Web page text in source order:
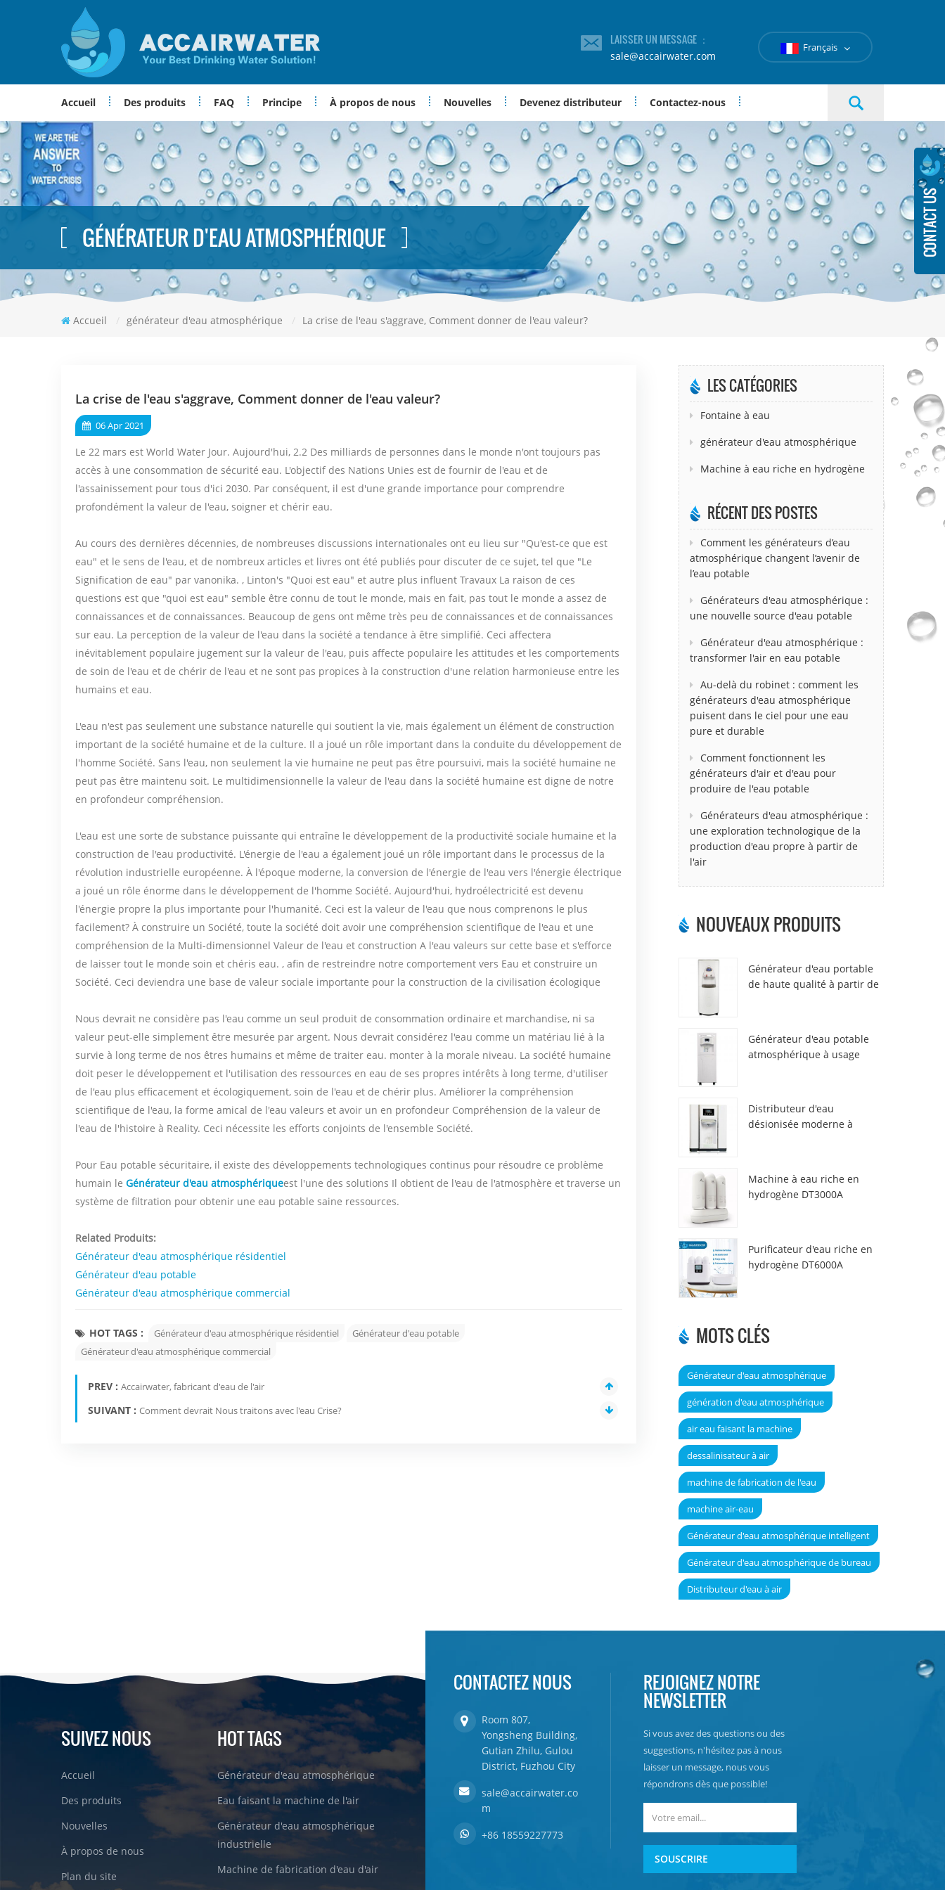
LAISSER UN MESSAGE ：
sale@accairwater.com
Français
Accueil Des produits FAQ Principe À propos de nous Nouvelles Devenez distributeur Contactez-nous
GÉNÉRATEUR D'EAU ATMOSPHÉRIQUE
Accueil / générateur d'eau atmosphérique / La crise de l'eau s'aggrave, Comment donner de l'eau valeur?
La crise de l'eau s'aggrave, Comment donner de l'eau valeur?
06 Apr 2021
Le 22 mars est World Water Jour. Aujourd'hui, 2.2 Des milliards de personnes dans le monde n'ont toujours pas
accès à une consommation de sécurité eau. L'objectif des Nations Unies est de fournir de l'eau et de
l'assainissement pour tous d'ici 2030. Par conséquent, il est d'une grande importance pour comprendre
profondément la valeur de l'eau, soigner et chérir eau.
Au cours des dernières décennies, de nombreuses discussions internationales ont eu lieu sur "Qu'est-ce que est
eau" et le sens de l'eau, et de nombreux articles et livres ont été publiés pour discuter de ce sujet, tel que "Le
Signification de eau" par vanonika. , Linton's "Quoi est eau" et autre plus influent Travaux La raison de ces
questions est que "quoi est eau" semble être connu de tout le monde, mais en fait, pas tout le monde a assez de
connaissances et de connaissances. Beaucoup de gens ont même très peu de connaissances et de connaissances
sur eau. La perception de la valeur de l'eau dans la société a tendance à être simplifié. Ceci affectera
inévitablement populaire jugement sur la valeur de l'eau, puis affecte populaire les attitudes et les comportements
de soin de l'eau et de chérir de l'eau et ne sont pas propices à la construction d'une relation harmonieuse entre les
humains et eau.
L'eau n'est pas seulement une substance naturelle qui soutient la vie, mais également un élément de construction
important de la société humaine et de la culture. Il a joué un rôle important dans la conduite du développement de
l'homme Société. Sans l'eau, non seulement la vie humaine ne peut pas être poursuivi, mais la société humaine ne
peut pas être maintenu soit. Le multidimensionnelle la valeur de l'eau dans la société humaine est digne de notre
en profondeur compréhension.
L'eau est une sorte de substance puissante qui entraîne le développement de la productivité sociale humaine et la
construction de l'eau productivité. L'énergie de l'eau a également joué un rôle important dans le processus de la
révolution industrielle européenne. À l'époque moderne, la conversion de l'énergie de l'eau vers l'énergie électrique
a joué un rôle énorme dans le développement de l'homme Société. Aujourd'hui, hydroélectricité est devenu
l'énergie propre la plus importante pour l'humanité. Ceci est la valeur de l'eau que nous comprenons le plus
facilement? À construire un Société, toute la société doit avoir une compréhension scientifique de l'eau et une
compréhension de la Multi-dimensionnel Valeur de l'eau et construction A l'eau valeurs sur cette base et s'efforce
de laisser tout le monde soin et chéris eau. , afin de restreindre notre comportement vers Eau et construire un
Société. Ceci deviendra une base de valeur sociale importante pour la construction de la civilisation écologique
Nous devrait ne considère pas l'eau comme un seul produit de consommation ordinaire et marchandise, ni sa
valeur peut-elle simplement être mesurée par argent. Nous devrait considérez l'eau comme un matériau lié à la
survie à long terme de nos êtres humains et même de traiter eau. monter à la morale niveau. La société humaine
doit peser le développement et l'utilisation des ressources en eau de ses propres intérêts à long terme, d'utiliser
de l'eau plus efficacement et écologiquement, soin de l'eau et de chérir plus. Améliorer la compréhension
scientifique de l'eau, la forme amical de l'eau valeurs et avoir un en profondeur Compréhension de la valeur de
l'eau de l'histoire à Reality. Ceci nécessite les efforts conjoints de l'ensemble Société.
Pour Eau potable sécuritaire, il existe des développements technologiques continus pour résoudre ce problème
humain le Générateur d'eau atmosphériqueest l'une des solutions Il obtient de l'eau de l'atmosphère et traverse un
système de filtration pour obtenir une eau potable saine ressources.
Related Produits:
Générateur d'eau atmosphérique résidentiel
Générateur d'eau potable
Générateur d'eau atmosphérique commercial
HOT TAGS : Générateur d'eau atmosphérique résidentiel
Générateur d'eau potable
Générateur d'eau atmosphérique commercial
PREV : Accairwater, fabricant d'eau de l'air
SUIVANT : Comment devrait Nous traitons avec l'eau Crise?
LES CATÉGORIES
Fontaine à eau
générateur d'eau atmosphérique
Machine à eau riche en hydrogène
RÉCENT DES POSTES
Comment les générateurs d’eau
atmosphérique changent l’avenir de
l’eau potable
Générateurs d'eau atmosphérique :
une nouvelle source d'eau potable
Générateur d'eau atmosphérique :
transformer l'air en eau potable
Au-delà du robinet : comment les
générateurs d'eau atmosphérique
puisent dans le ciel pour une eau
pure et durable
Comment fonctionnent les
générateurs d'air et d'eau pour
produire de l'eau potable
Générateurs d'eau atmosphérique :
une exploration technologique de la
production d'eau propre à partir de
l'air
NOUVEAUX PRODUITS
Générateur d'eau portable
de haute qualité à partir de
Générateur d'eau potable
atmosphérique à usage
Distributeur d'eau
désionisée moderne à
Machine à eau riche en
hydrogène DT3000A
Purificateur d'eau riche en
hydrogène DT6000A
MOTS CLÉS
Générateur d'eau atmosphérique
génération d'eau atmosphérique
air eau faisant la machine
dessalinisateur à air
machine de fabrication de l'eau
machine air-eau
Générateur d'eau atmosphérique intelligent
Générateur d'eau atmosphérique de bureau
Distributeur d'eau à air
SUIVEZ NOUS
Accueil
Des produits
Nouvelles
À propos de nous
Plan du site
HOT TAGS
Générateur d'eau atmosphérique
Eau faisant la machine de l'air
Générateur d'eau atmosphérique
industrielle
Machine de fabrication d'eau d'air
CONTACTEZ NOUS
Room 807,
Yongsheng Building,
Gutian Zhilu, Gulou
District, Fuzhou City
sale@accairwater.co
m
+86 18559227773
REJOIGNEZ NOTRE
NEWSLETTER
Si vous avez des questions ou des
suggestions, n'hésitez pas à nous
laisser un message, nous vous
répondrons dès que possible!
SOUSCRIRE